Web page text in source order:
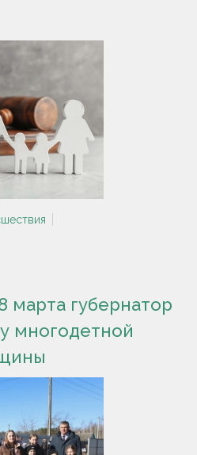
марта губернатор
многодетной